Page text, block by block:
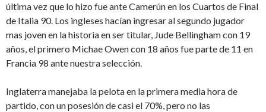
última vez que lo hizo fue ante Camerún en los Cuartos de Final
de Italia 90. Los ingleses hacían ingresar al segundo jugador
mas joven en la historia en ser titular, Jude Bellingham con 19
años, el primero Michae Owen con 18 años fue parte de 11 en
Francia 98 ante nuestra selección.
Inglaterra manejaba la pelota en la primera media hora de
partido, con un posesión de casi el 70%, pero no las